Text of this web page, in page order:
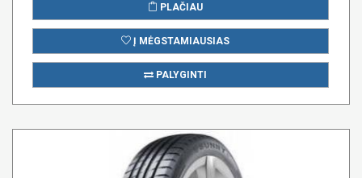
PLAČIAU
Į MĖGSTAMIAUSIAS
PALYGINTI